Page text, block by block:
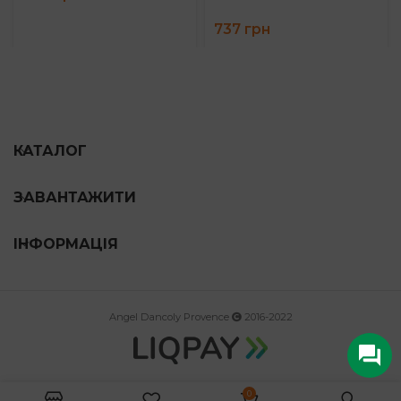
737 грн
КАТАЛОГ
ЗАВАНТАЖИТИ
ІНФОРМАЦІЯ
Angel Dancoly Provence 2016-2022
0